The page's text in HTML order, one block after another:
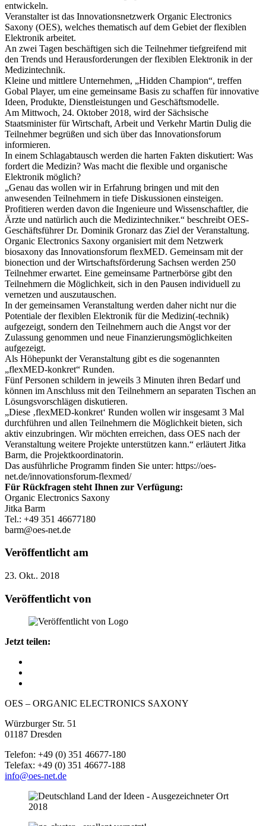
entwickeln.
Veranstalter ist das Innovationsnetzwerk Organic Electronics
Saxony (OES), welches thematisch auf dem Gebiet der flexiblen
Elektronik arbeitet.
An zwei Tagen beschäftigen sich die Teilnehmer tiefgreifend mit
den Trends und Herausforderungen der flexiblen Elektronik in der
Medizintechnik.
Kleine und mittlere Unternehmen, „Hidden Champion“, treffen
Gobal Player, um eine gemeinsame Basis zu schaffen für innovative
Ideen, Produkte, Dienstleistungen und Geschäftsmodelle.
Am Mittwoch, 24. Oktober 2018, wird der Sächsische
Staatsminister für Wirtschaft, Arbeit und Verkehr Martin Dulig die
Teilnehmer begrüßen und sich über das Innovationsforum
informieren.
In einem Schlagabtausch werden die harten Fakten diskutiert: Was
fordert die Medizin? Was macht die flexible und organische
Elektronik möglich?
„Genau das wollen wir in Erfahrung bringen und mit den
anwesenden Teilnehmern in tiefe Diskussionen einsteigen.
Profitieren werden davon die Ingenieure und Wissenschaftler, die
Ärzte und natürlich auch die Medizintechniker.“ beschreibt OES-
Geschäftsführer Dr. Dominik Gronarz das Ziel der Veranstaltung.
Organic Electronics Saxony organisiert mit dem Netzwerk
biosaxony das Innovationsforum flexMED. Gemeinsam mit der
bionection und der Wirtschaftsförderung Sachsen werden 250
Teilnehmer erwartet. Eine gemeinsame Partnerbörse gibt den
Teilnehmern die Möglichkeit, sich in den Pausen individuell zu
vernetzen und auszutauschen.
In der gemeinsamen Veranstaltung werden daher nicht nur die
Potentiale der flexiblen Elektronik für die Medizin(-technik)
aufgezeigt, sondern den Teilnehmern auch die Angst vor der
Zulassung genommen und neue Finanzierungsmöglichkeiten
aufgezeigt.
Als Höhepunkt der Veranstaltung gibt es die sogenannten
„flexMED-konkret“ Runden.
Fünf Personen schildern in jeweils 3 Minuten ihren Bedarf und
können im Anschluss mit den Teilnehmern an separaten Tischen an
Lösungsvorschlägen diskutieren.
„Diese ‚flexMED-konkret‘ Runden wollen wir insgesamt 3 Mal
durchführen und allen Teilnehmern die Möglichkeit bieten, sich
aktiv einzubringen. Wir möchten erreichen, dass OES nach der
Veranstaltung weitere Projekte unterstützen kann.“ erläutert Jitka
Barm, die Projektkoordinatorin.
Das ausführliche Programm finden Sie unter: https://oes-
net.de/innovationsforum-flexmed/
Für Rückfragen steht Ihnen zur Verfügung:
Organic Electronics Saxony
Jitka Barm
Tel.: +49 351 46677180
barm@oes-net.de
Veröffentlicht am
23. Okt.. 2018
Veröffentlicht von
Jetzt teilen:
OES – ORGANIC ELECTRONICS SAXONY
Würzburger Str. 51
01187 Dresden
Telefon: +49 (0) 351 46677-180
Telefax: +49 (0) 351 46677-188
info@oes-net.de